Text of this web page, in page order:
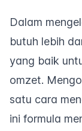
Dalam
butuh lebih
yang baik
omzet.
satu cara
ini formula